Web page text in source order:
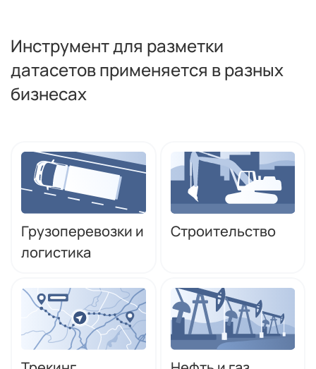
Инструмент для разметки
датасетов применяется в разных
бизнесах
Грузоперевозки и
логистика
Строительство